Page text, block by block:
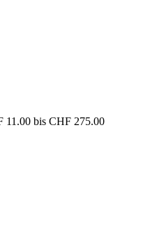
11.00 bis CHF 275.00